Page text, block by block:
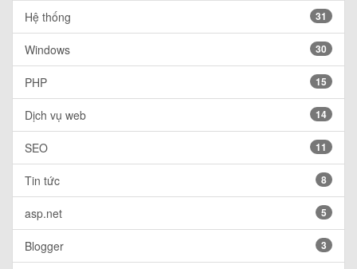
Hệ thống 31
Windows 30
PHP 15
Dịch vụ web 14
SEO 11
Tin tức 8
asp.net 5
Blogger 3